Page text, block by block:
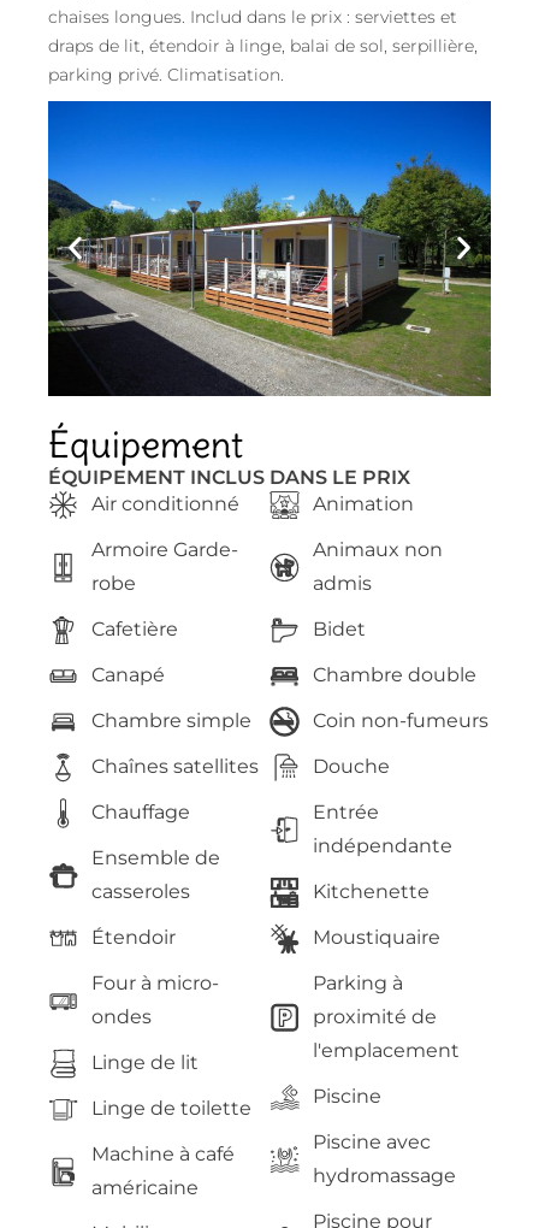
chaises longues. Includ dans le prix : serviettes et
draps de lit, étendoir à linge, balai de sol, serpillière,
parking privé. Climatisation.
Équipement
ÉQUIPEMENT INCLUS DANS LE PRIX
Air conditionné
Armoire Garde-
robe
Cafetière
Canapé
Chambre simple
Chaînes satellites
Chauffage
Ensemble de
casseroles
Étendoir
Four à micro-
ondes
Linge de lit
Linge de toilette
Machine à café
américaine
Animation
Animaux non
admis
Bidet
Chambre double
Coin non-fumeurs
Douche
Entrée
indépendante
Kitchenette
Moustiquaire
Parking à
proximité de
l'emplacement
Piscine
Piscine avec
hydromassage
Piscine pour